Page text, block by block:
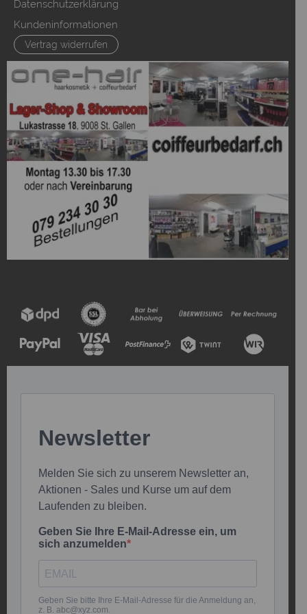
Datenschutzerklärung
Kundeninformationen
Vertrag widerrufen